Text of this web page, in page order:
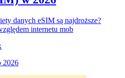
danych eSIM są najdroższe?
internetu mob
2026